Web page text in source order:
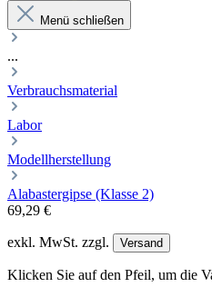
Menü schließen
...
Verbrauchsmaterial
Labor
Modellherstellung
Alabastergipse (Klasse 2)
69,29 €
exkl. MwSt. zzgl. Versand
Klicken Sie auf den Pfeil, um die